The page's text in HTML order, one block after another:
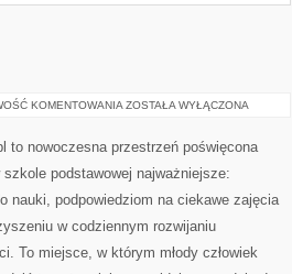
KOMENTOWANIA POZOSTAŁE
ZOSTAŁA WYŁĄCZONA
to nowoczesna przestrzeń poświęcona
podstawowej najważniejsze:
nauki, podpowiedziom na ciekawe zajęcia
w codziennym rozwijaniu
To miejsce, w którym młody człowiek